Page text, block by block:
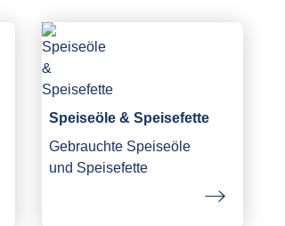
Speiseöle & Speisefette
Gebrauchte Speiseöle
und Speisefette